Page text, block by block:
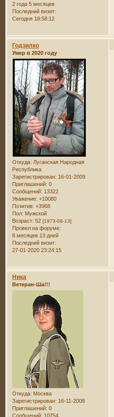
2 года 5 месяцев
Последний визит:
Сегодня 18:58:12
Годзилко
Умер в 2020 году
Откуда: Луганская Народная
Республика
Зарегистрирован: 16-01-2009
Приглашений: 0
Сообщений: 13322
Уважение: +10080
Позитив: +3968
Пол: Мужской
Возраст: 52[1973-08-13]
Провел на форуме:
8 месяцев 13 дней
Последний визит:
27-01-2020 23:24:15
Ника
Ветеран-Ша!!!
Откуда: Москва
Зарегистрирован: 16-11-2008
Приглашений: 0
Сообщений: 10754